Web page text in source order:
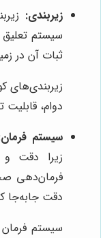
زیربندی:
سیستم
ثبات آن در
زیربندی‌های
دوام،
سیستم
زیرا دقت
فرمان‌دهی
دقت جابه‌جا
سیستم فرمان